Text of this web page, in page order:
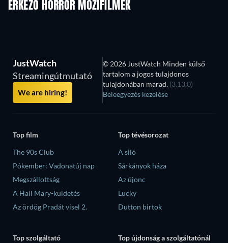
ÉRKEZŐ HORROR MOZIFILMEK
JustWatch
Streamingútmutató
We are hiring!
© 2026 JustWatch Minden külső
tartalom a jogos tulajdonos
tulajdonában marad. (3.13.0)
Beleegyezés kezelése
Top film
The 90s Club
Pókember: Vadonatúj nap
Megszállottság
A Hail Mary-küldetés
Az ördög Pradát visel 2.
Top tévésorozat
A siló
Sárkányok háza
Az újonc
Lucky
Dutton birtok
Top szolgáltató
Top újdonság a szolgáltatónál